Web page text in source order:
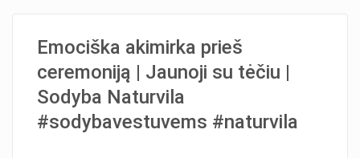
Emociška akimirka prieš
ceremoniją | Jaunoji su tėčiu |
Sodyba Naturvila
#sodybavestuvems #naturvila